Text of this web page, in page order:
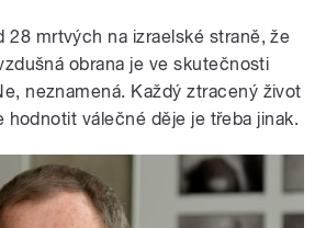
28 mrtvých na izraelské straně, že
obrana je ve skutečnosti
neznamená. Každý ztracený život
hodnotit válečné děje je třeba jinak.